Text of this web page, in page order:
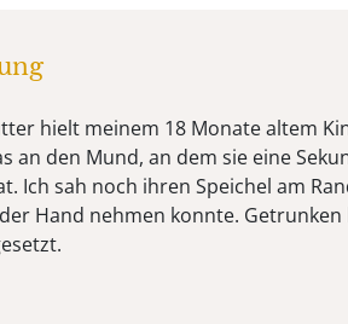
hielt meinem 18 Monate altem
an den Mund, an dem sie eine
Ich sah noch ihren Speichel am
Hand nehmen konnte.